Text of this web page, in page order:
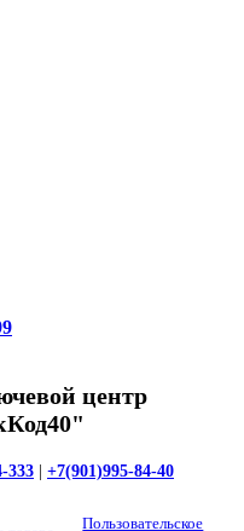
центр
333 | +7(901)995-84-40
Пользовательское